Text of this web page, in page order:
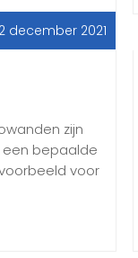
december 2021
zijn
bepaalde
voor